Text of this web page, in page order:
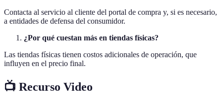
Contacta al servicio al cliente del portal de compra y, si es necesario,
a entidades de defensa del consumidor.
¿Por qué cuestan más en tiendas físicas?
Las tiendas físicas tienen costos adicionales de operación, que
influyen en el precio final.
📺 Recurso Video